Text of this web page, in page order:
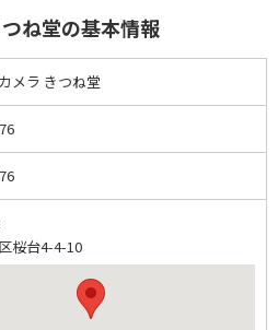
ね堂の基本情報
メラ きつね堂
桜台4-4-10